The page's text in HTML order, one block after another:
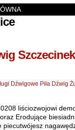
Szczecinek
Dźwigowe Piła Dźwig
liściozwojowi
Erodujące
piecutwójesz